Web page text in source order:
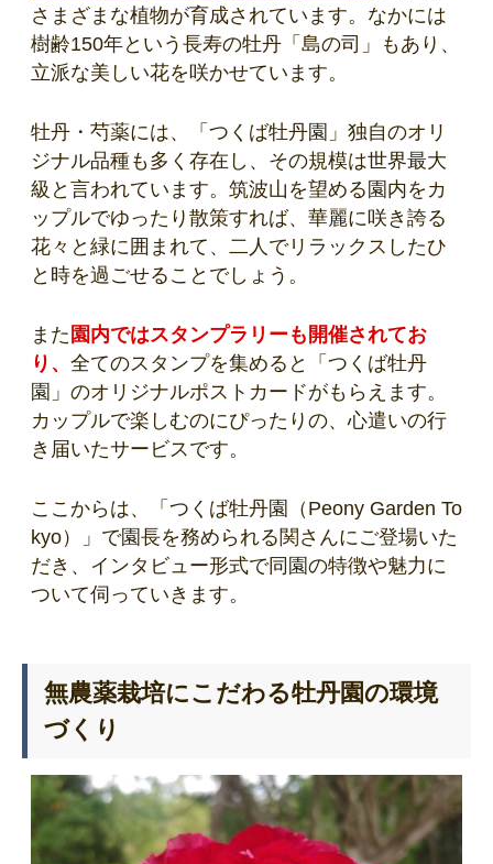
さまざまな植物が育成されています。なかには
樹齢150年という長寿の牡丹「島の司」もあり、
立派な美しい花を咲かせています。
牡丹・芍薬には、「つくば牡丹園」独自のオリ
ジナル品種も多く存在し、その規模は世界最大
級と言われています。筑波山を望める園内をカ
ップルでゆったり散策すれば、華麗に咲き誇る
花々と緑に囲まれて、二人でリラックスしたひ
と時を過ごせることでしょう。
また 園内ではスタンプラリーも開催されてお
り、 全てのスタンプを集めると「つくば牡丹
園」のオリジナルポストカードがもらえます。
カップルで楽しむのにぴったりの、心遣いの行
き届いたサービスです。
ここからは、「つくば牡丹園（Peony Garden To
kyo）」で園長を務められる関さんにご登場いた
だき、インタビュー形式で同園の特徴や魅力に
ついて伺っていきます。
無農薬栽培にこだわる牡丹園の環境
づくり